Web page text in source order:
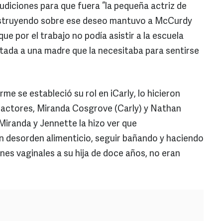
para que fuera “la pequeña actriz de
sobre ese deseo mantuvo a McCurdy
por el trabajo no podía asistir a la escuela
a una madre que la necesitaba para sentirse
se estableció su rol en iCarly, lo hicieron
Miranda Cosgrove (Carly) y Nathan
y Jennette la hizo ver que
alimenticio, seguir bañando y haciendo
vaginales a su hija de doce años, no eran